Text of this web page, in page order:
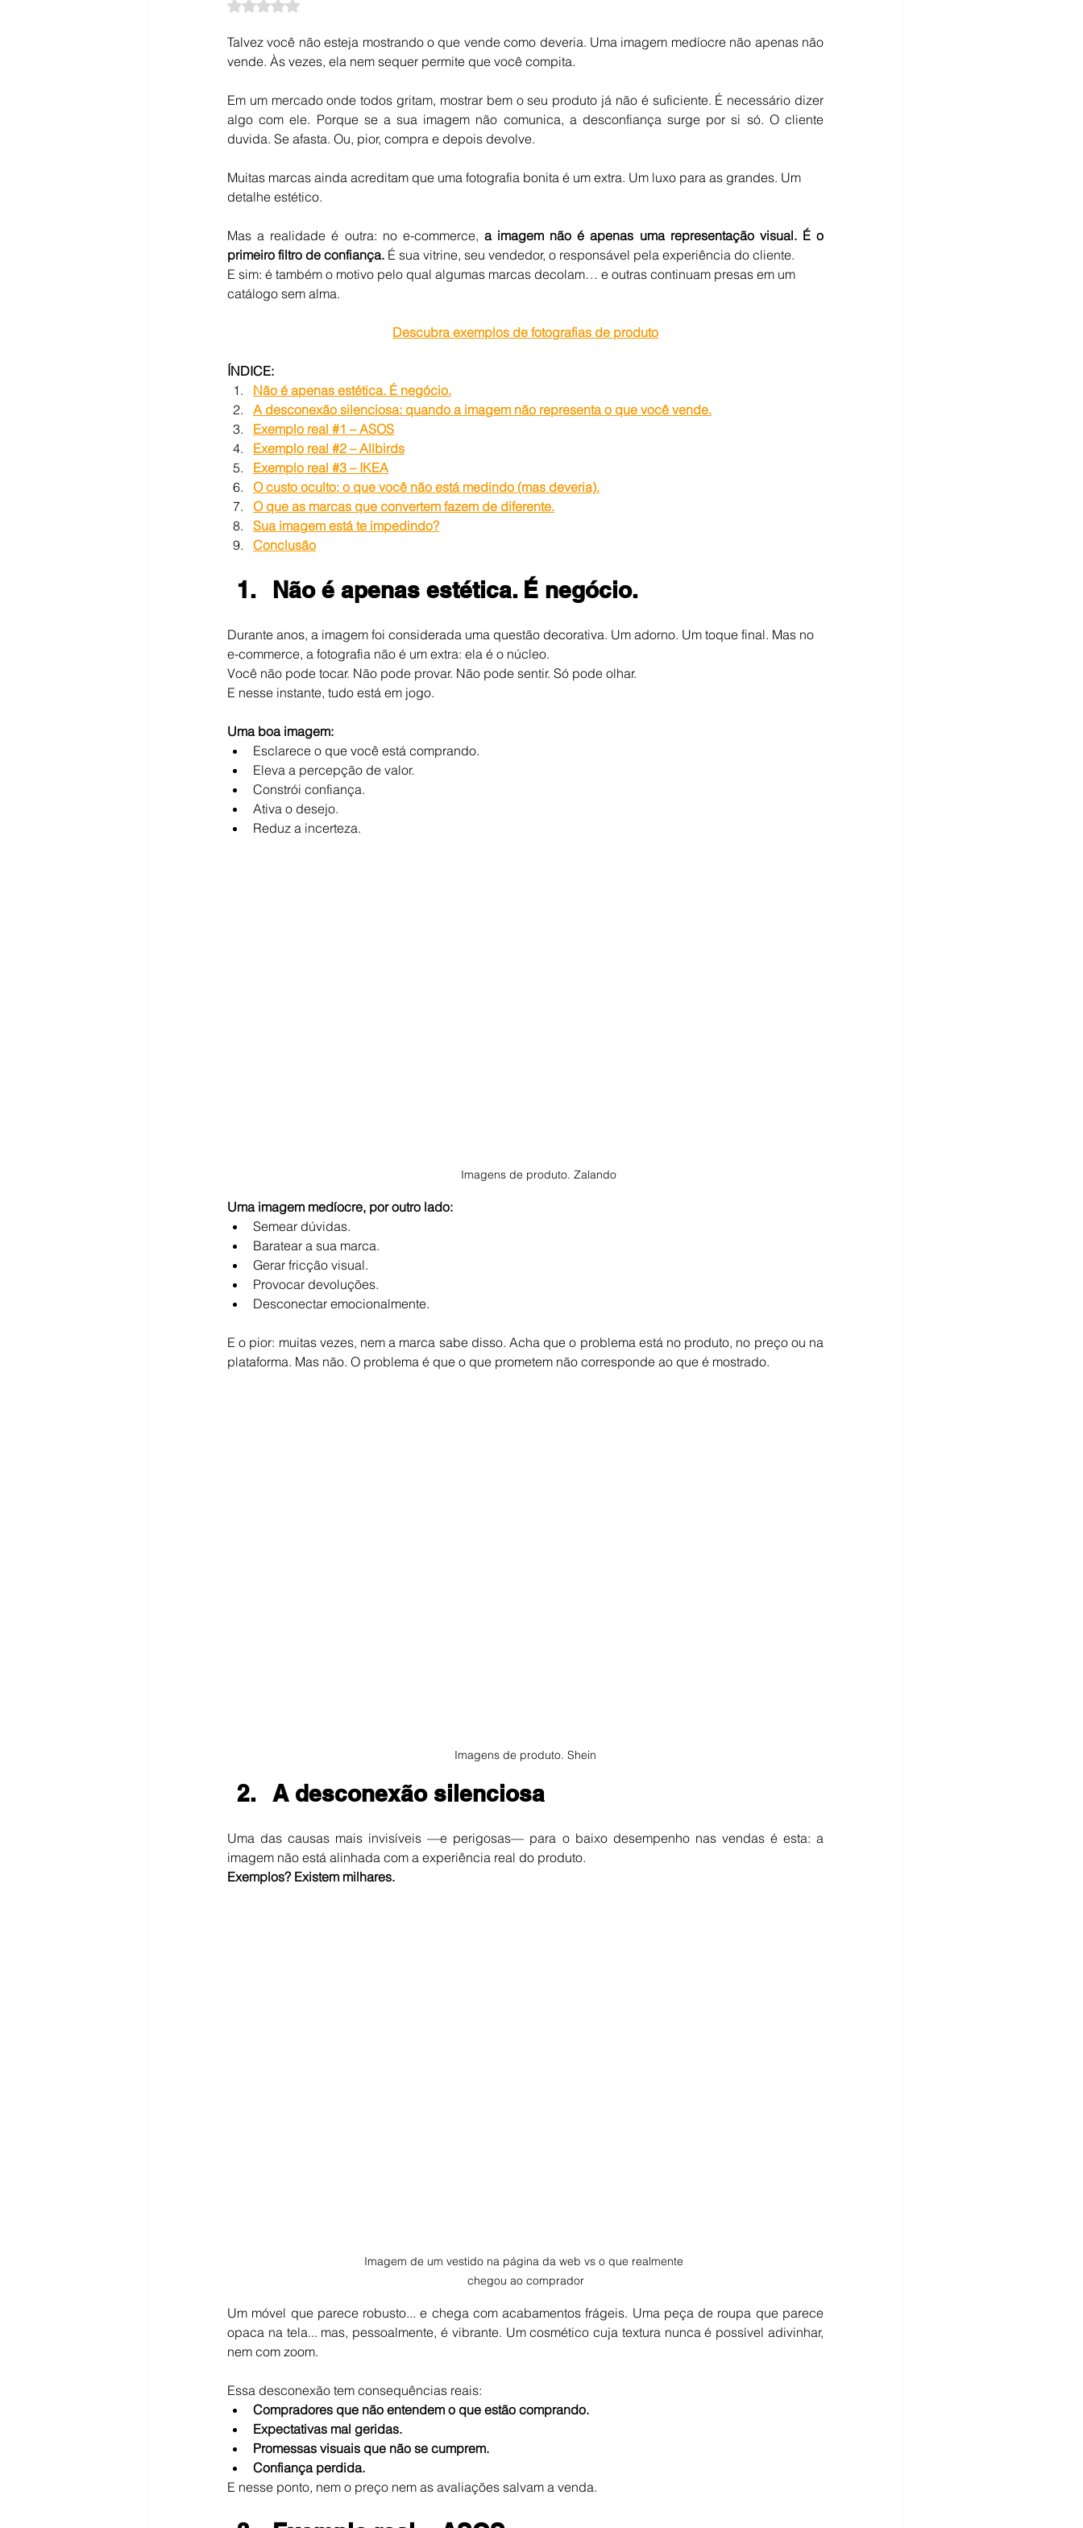
Avaliado com NaN de 5 estrelas.
Talvez você não esteja mostrando o que vende como deveria. Uma imagem medíocre não apenas não
vende. Às vezes, ela nem sequer permite que você compita.
Em um mercado onde todos gritam, mostrar bem o seu produto já não é suficiente. É necessário dizer
algo com ele. Porque se a sua imagem não comunica, a desconfiança surge por si só. O cliente
duvida. Se afasta. Ou, pior, compra e depois devolve.
Muitas marcas ainda acreditam que uma fotografia bonita é um extra. Um luxo para as grandes. Um
detalhe estético.
Mas a realidade é outra: no e-commerce, a imagem não é apenas uma representação visual. É o
primeiro filtro de confiança. É sua vitrine, seu vendedor, o responsável pela experiência do cliente.
E sim: é também o motivo pelo qual algumas marcas decolam… e outras continuam presas em um
catálogo sem alma.
Descubra exemplos de fotografias de produto
ÍNDICE:
Não é apenas estética. É negócio.
A desconexão silenciosa: quando a imagem não representa o que você vende.
Exemplo real #1 – ASOS
Exemplo real #2 – Allbirds
Exemplo real #3 – IKEA
O custo oculto: o que você não está medindo (mas deveria).
O que as marcas que convertem fazem de diferente.
Sua imagem está te impedindo?
Conclusão
Não é apenas estética. É negócio.
Durante anos, a imagem foi considerada uma questão decorativa. Um adorno. Um toque final. Mas no
e-commerce, a fotografia não é um extra: ela é o núcleo.
Você não pode tocar. Não pode provar. Não pode sentir. Só pode olhar.
E nesse instante, tudo está em jogo.
Uma boa imagem:
Esclarece o que você está comprando.
Eleva a percepção de valor.
Constrói confiança.
Ativa o desejo.
Reduz a incerteza.
Imagens de produto. Zalando
Uma imagem medíocre, por outro lado:
Semear dúvidas.
Baratear a sua marca.
Gerar fricção visual.
Provocar devoluções.
Desconectar emocionalmente.
E o pior: muitas vezes, nem a marca sabe disso. Acha que o problema está no produto, no preço ou na
plataforma. Mas não. O problema é que o que prometem não corresponde ao que é mostrado.
Imagens de produto. Shein
A desconexão silenciosa
Uma das causas mais invisíveis —e perigosas— para o baixo desempenho nas vendas é esta: a
imagem não está alinhada com a experiência real do produto.
Exemplos? Existem milhares.
Imagem de um vestido na página da web vs o que realmente
chegou ao comprador
Um móvel que parece robusto... e chega com acabamentos frágeis. Uma peça de roupa que parece
opaca na tela... mas, pessoalmente, é vibrante. Um cosmético cuja textura nunca é possível adivinhar,
nem com zoom.
Essa desconexão tem consequências reais:
Compradores que não entendem o que estão comprando.
Expectativas mal geridas.
Promessas visuais que não se cumprem.
Confiança perdida.
E nesse ponto, nem o preço nem as avaliações salvam a venda.